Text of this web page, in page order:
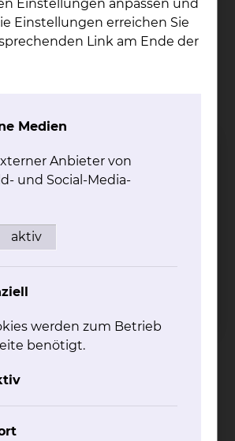
das Herz-Kreislaufsystem zu
einzelne Körperabschnitte
und Schlingen
Krankheitsbildern ist das
geeignet?
aus dem Bereich der
oder Neurologie wie Hüft-
Lendenwirbelsäulen- oder
Syndromen.
hat die Behandlung?
Aufhänge-Punkte können
oder erschwert, Zug oder
gegeben, Muskeln gedehnt
Einstellungen erreichen Sie
Link am Ende der
Medien
Anbieter von
und Social-Media-
aktiv
werden zum Betrieb
benötigt.